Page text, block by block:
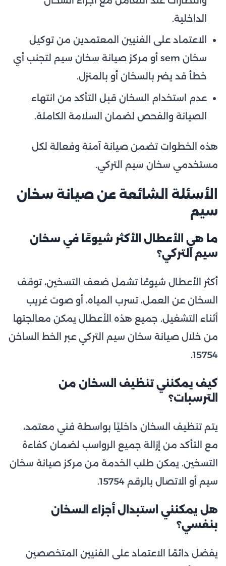
الداخلية.
الاعتماد على الفنيين المعتمدين من توكيل
سخان sem أو مركز صيانة سخان سيم لتجنب أي
خطأ قد يضر بالسخان أو بالمنزل.
عدم استخدام السخان قبل التأكد من انتهاء
الصيانة والفحص لضمان السلامة الكاملة.
هذه الخطوات تضمن صيانة آمنة وفعالة لكل
مستخدمي سخان سيم التركي.
الأسئلة الشائعة عن صيانة سخان
سيم
ما هي الأعطال الأكثر شيوعًا في سخان
سيم التركي؟
أكثر الأعطال شيوعًا تشمل ضعف التسخين، توقف
السخان عن العمل، تسرب المياه، أو صوت غريب
أثناء التشغيل. جميع هذه الأعطال يمكن معالجتها
من خلال صيانة سخان سيم التركي عبر الخط الساخن
15754.
كيف يمكنني تنظيف السخان من
الترسبات؟
يتم تنظيف السخان داخليًا بواسطة فني معتمد،
مع التأكد من إزالة جميع الرواسب لضمان كفاءة
التسخين. يمكن طلب الخدمة من مركز صيانة سخان
سيم أو الاتصال بالرقم 15754.
هل يمكنني استبدال أجزاء السخان
بنفسي؟
يفضل دائمًا الاعتماد على الفنيين المتخصصين